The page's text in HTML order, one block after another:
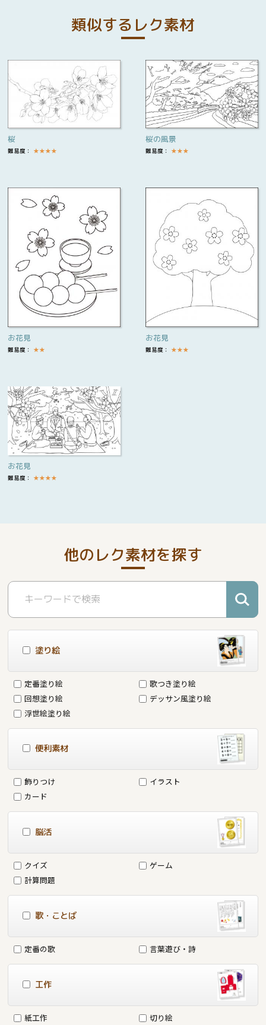
類似するレク素材
桜
難易度： ★★★★
桜の風景
難易度： ★★★
お花見
難易度： ★★
お花見
難易度： ★★★
お花見
難易度： ★★★★
他のレク素材を探す
塗り絵
定番塗り絵
歌つき塗り絵
回想塗り絵
デッサン風塗り絵
浮世絵塗り絵
便利素材
飾りつけ
イラスト
カード
脳活
クイズ
ゲーム
計算問題
歌・ことば
定番の歌 言葉遊び・詩
工作
紙工作 切り絵